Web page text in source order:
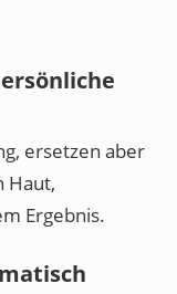
ersetzen aber
Haut,
Ergebnis.